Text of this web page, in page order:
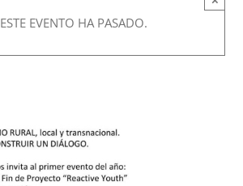
ESTE EVENTO HA PASADO.